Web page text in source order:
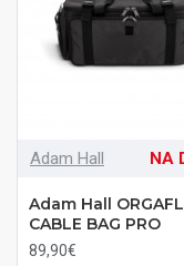
Adam Hall NA
Adam Hall
CABLE BAG PRO
89,90€